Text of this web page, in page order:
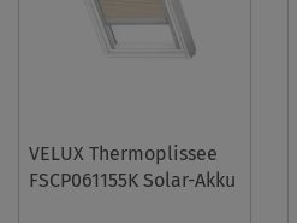
VELUX Thermoplissee
FSCP061155K Solar-Akku